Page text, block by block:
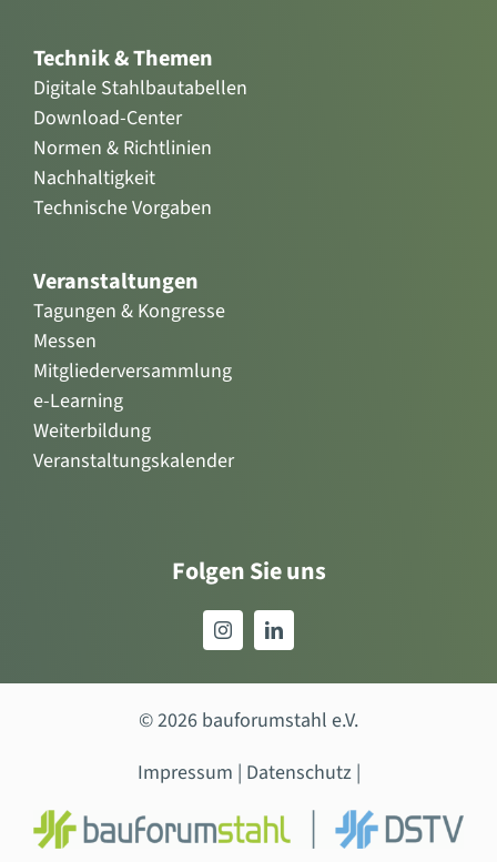
Technik & Themen
Digitale Stahlbautabellen
Download-Center
Normen & Richtlinien
Nachhaltigkeit
Technische Vorgaben
Veranstaltungen
Tagungen & Kongresse
Messen
Mitgliederversammlung
e-Learning
Weiterbildung
Veranstaltungskalender
Folgen Sie uns
© 2026 bauforumstahl e.V.
Impressum | Datenschutz|